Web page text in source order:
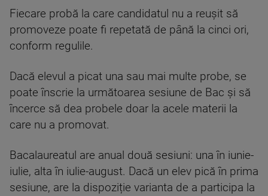
Fiecare probă la care candidatul nu a reușit să
promoveze poate fi repetată de până la cinci ori,
conform regulile.
Dacă elevul a picat una sau mai multe probe, se
poate înscrie la următoarea sesiune de Bac și să
încerce să dea probele doar la acele materii la
care nu a promovat.
Bacalaureatul are anual două sesiuni: una în iunie-
iulie, alta în iulie-august. Dacă un elev pică în prima
sesiune, are la dispoziție varianta de a participa la